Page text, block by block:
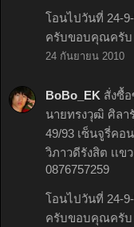
โอนไปวันที่ 24-
ครับขอบคุณครับ
24 กันยายน 2010
BoBo_EK สั่งซื้
นายทรงวุฒิ ศิลา
49/93 เซ็นจูรี่คอ
วิภาวดีรังสิต เเข
0876757259
โอนไปวันที่ 24-
ครับขอบคุณครับ